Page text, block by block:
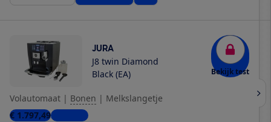
JURA
J8 twin Diamond
Black (EA)
Bekijk test
Volautomaat | Bonen | Melkslangetje
€ 1.797,492 winkels